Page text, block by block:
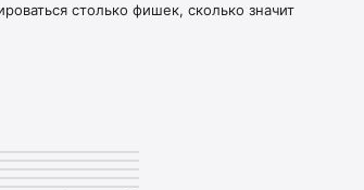
столько фишек, сколько значит